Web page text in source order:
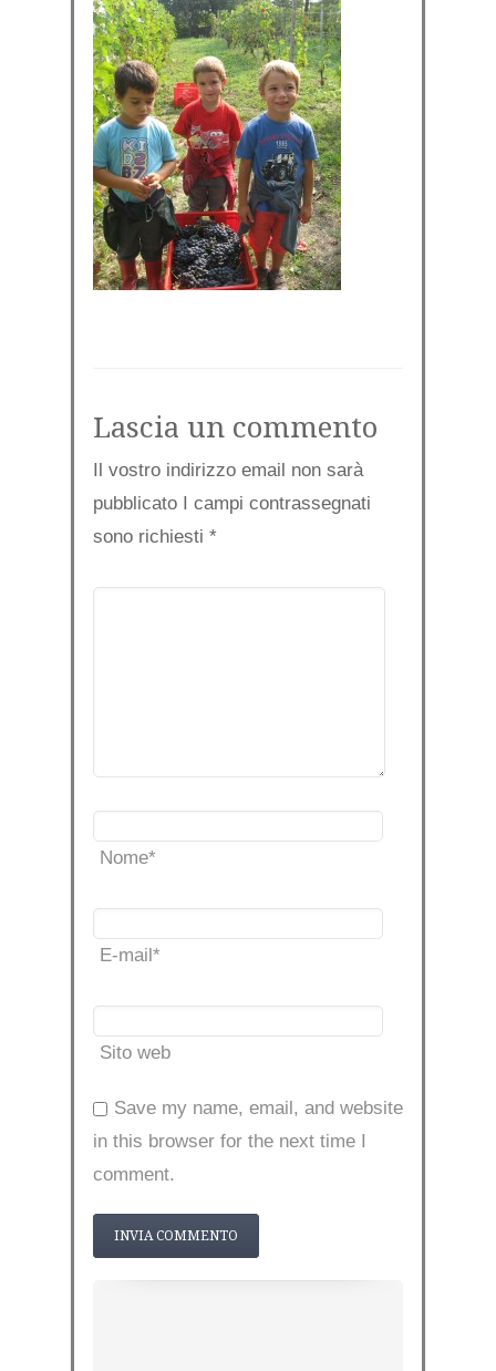
Lascia un commento
Il vostro indirizzo email non sarà
pubblicato I campi contrassegnati
sono richiesti *
Nome*
E-mail*
Sito web
Save my name, email, and website
in this browser for the next time I
comment.